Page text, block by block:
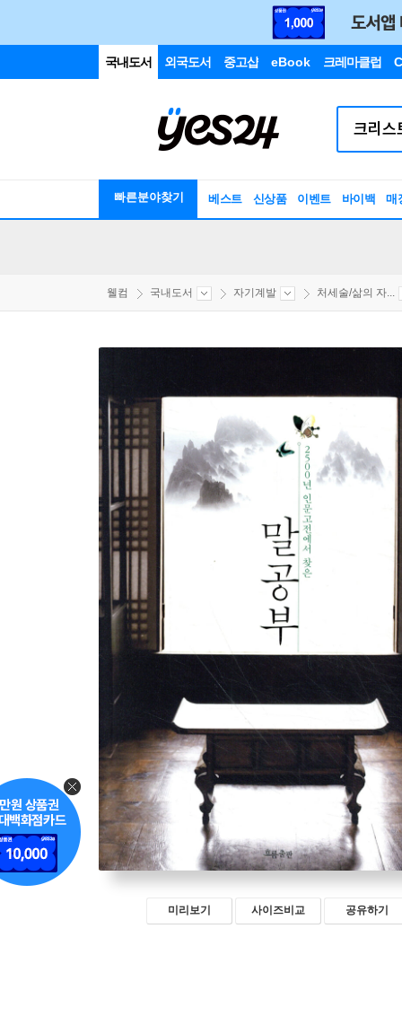
국내도서 외국도서 중고샵 eBook 크레마클럽
빠른분야찾기 베스트 신상품 이벤트 바이백 매
웰컴 국내도서 자기계발 처세술/삶의 자...
미리보기 사이즈비교 공유하기